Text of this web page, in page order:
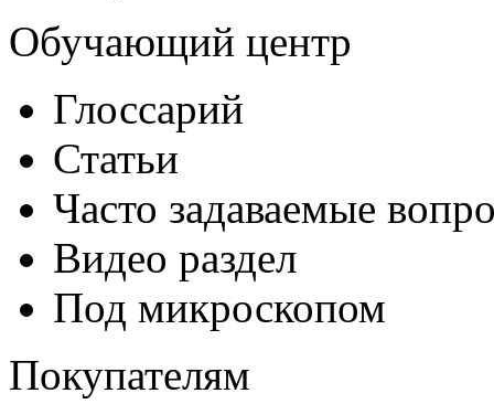
Обучающий центр
Глоссарий
Статьи
Часто задаваемые
Видео раздел
Под микроскопом
Покупателям